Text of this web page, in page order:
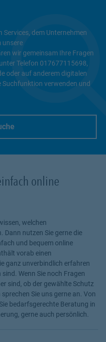
Services, dem Unternehmen
unsere
wir gemeinsam Ihre Fragen
Telefon 017677115698,
oder auf anderem digitalen
Suchfunktion verwenden und
online
welchen
Dann nutzen Sie gerne die
und bequem online
vorab einen
ganz unverbindlich erfahren
Wenn Sie noch Fragen
sind, ob der gewählte Schutz
Sie uns gerne an. Von
bedarfsgerechte Beratung in
gerne auch persönlich.